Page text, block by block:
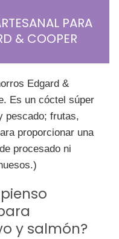
PARA
& COOPER
Edgard &
Es un cóctel súper
pescado; frutas,
proporcionar una
procesado ni
y salmón?